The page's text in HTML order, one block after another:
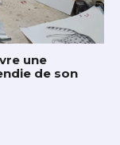
une
de son